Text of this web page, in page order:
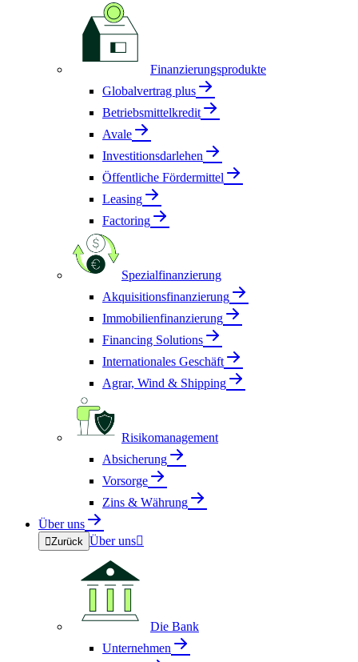
Finanzierungsprodukte
Globalvertrag plus
Betriebsmittelkredit
Avale
Investitionsdarlehen
Öffentliche Fördermittel
Leasing
Factoring
Spezialfinanzierung
Akquisitionsfinanzierung
Immobilienfinanzierung
Financing Solutions
Internationales Geschäft
Agrar, Wind & Shipping
Risikomanagement
Absicherung
Vorsorge
Zins & Währung
Über uns
Zurück Über uns
Die Bank
Unternehmen